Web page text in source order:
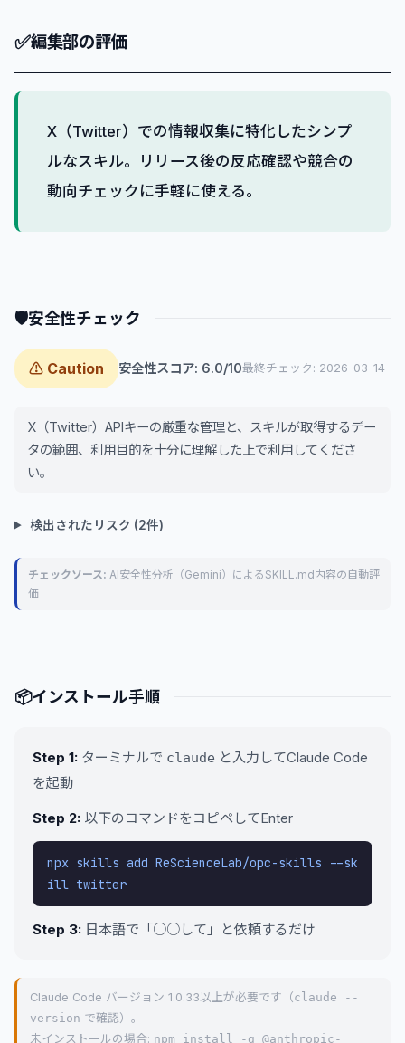
✅編集部の評価
X（Twitter）での情報収集に特化したシンプ
ルなスキル。リリース後の反応確認や競合の
動向チェックに手軽に使える。
🛡安全性チェック
⚠ Caution 安全性スコア: 6.0/10最終チェック: 2026-03-14
X（Twitter）APIキーの厳重な管理と、スキルが取得するデー
タの範囲、利用目的を十分に理解した上で利用してくださ
い。
検出されたリスク (2件)
チェックソース: AI安全性分析（Gemini）によるSKILL.md内容の自動評
価
📦インストール手順
Step 1: ターミナルで claude と入力してClaude Code
を起動
Step 2: 以下のコマンドをコピペしてEnter
npx skills add ReScienceLab/opc-skills --sk
ill twitter
Step 3: 日本語で「○○して」と依頼するだけ
Claude Code バージョン 1.0.33以上が必要です（claude --
version で確認）。
未インストールの場合: npm install -g @anthropic-